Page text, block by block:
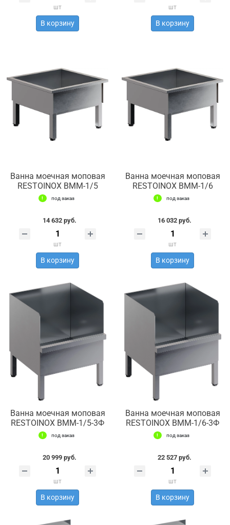
шт
В корзину
шт
В корзину
Ванна моечная моповая
RESTOINOX ВММ-1/5
под заказ
14 632 руб.
шт
В корзину
Ванна моечная моповая
RESTOINOX ВММ-1/6
под заказ
16 032 руб.
шт
В корзину
Ванна моечная моповая
RESTOINOX ВММ-1/5-3Ф
под заказ
20 999 руб.
шт
В корзину
Ванна моечная моповая
RESTOINOX ВММ-1/6-3Ф
под заказ
22 527 руб.
шт
В корзину